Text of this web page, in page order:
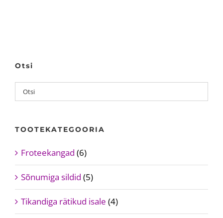
Otsi
TOOTEKATEGOORIA
Froteekangad (6)
Sõnumiga sildid (5)
Tikandiga rätikud isale (4)